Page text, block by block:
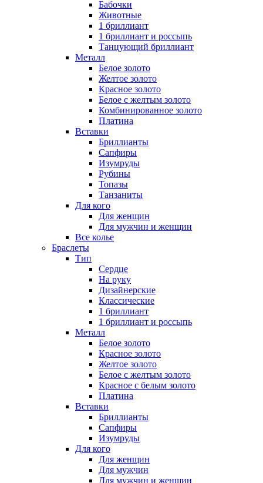
Бабочки
Животные
1 бриллиант
1 бриллиант и россыпь
Танцующий бриллиант
Металл
Белое золото
Желтое золото
Красное золото
Белое с желтым золото
Комбинированное золото
Платина
Вставки
Бриллианты
Сапфиры
Изумруды
Рубины
Топазы
Танзаниты
Для кого
Для женщин
Для мужчин и женщин
Все колье
Браслеты
Тип
Сердце
На руку
Дизайнерские
Классические
1 бриллиант
1 бриллиант и россыпь
Металл
Белое золото
Красное золото
Желтое золото
Белое с желтым золото
Красное с белым золото
Платина
Вставки
Бриллианты
Сапфиры
Изумруды
Для кого
Для женщин
Для мужчин
Для мужчин и женщин